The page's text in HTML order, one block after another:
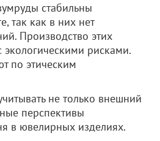
стабильны
так как в них нет
Производство этих
экологическими рисками.
по этическим
не только внешний
перспективы
в ювелирных изделиях.